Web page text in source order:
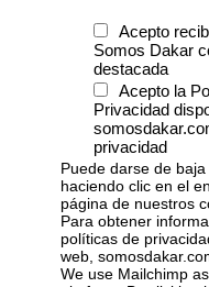
Acepto
Somos Dakar
destacada
Acepto la
Privacidad
privacidad
Puede darse de
haciendo clic en el
página de nuestros
Para obtener
políticas de
web,
We use Mailchimp